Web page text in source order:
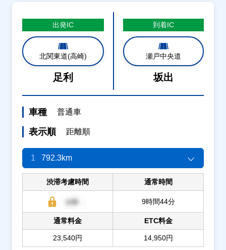
出発IC
北関東道(高崎)
足利
到着IC
瀬戸中央道
坂出
車種 普通車
表示順 距離順
1 792.3km
渋滞考慮時間 通常時間
9時間44分
通常料金
23,540円
ETC料金
14,950円